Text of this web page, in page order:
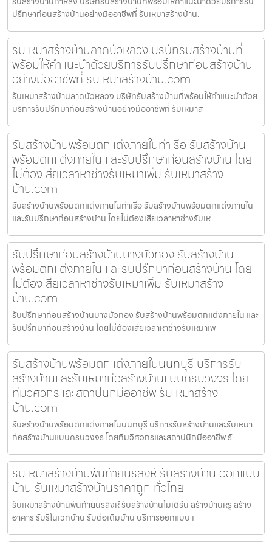
ปรึกษาก่อนสร้างบ้านอย่างมืออาชีพที่ รับเหมาสร้างบ้าน.
รับเหมาสร้างบ้านลาดบัวหลวง บริษัทรับสร้างบ้านที่
พร้อมให้คำแนะนำด้วยบริการรับปรึกษาก่อนสร้างบ้าน
อย่างมืออาชีพที่ รับเหมาสร้างบ้าน.com
รับเหมาสร้างบ้านลาดบัวหลวง บริษัทรับสร้างบ้านที่พร้อมให้คำแนะนำด้วย
บริการรับปรึกษาก่อนสร้างบ้านอย่างมืออาชีพที่ รับเหมาส
รับสร้างบ้านพร้อมตกแต่งภายในท่าเรือ รับสร้างบ้าน
พร้อมตกแต่งภายใน และรับปรึกษาก่อนสร้างบ้าน โดย
ไม่ต้องเสียเวลาหาช่างรับเหมาเพิ่ม รับเหมาสร้าง
บ้าน.com
รับสร้างบ้านพร้อมตกแต่งภายในท่าเรือ รับสร้างบ้านพร้อมตกแต่งภายใน
และรับปรึกษาก่อนสร้างบ้าน โดยไม่ต้องเสียเวลาหาช่างรับเห
รับปรึกษาก่อนสร้างบ้านบางบัวทอง รับสร้างบ้าน
พร้อมตกแต่งภายใน และรับปรึกษาก่อนสร้างบ้าน โดย
ไม่ต้องเสียเวลาหาช่างรับเหมาเพิ่ม รับเหมาสร้าง
บ้าน.com
รับปรึกษาก่อนสร้างบ้านบางบัวทอง รับสร้างบ้านพร้อมตกแต่งภายใน และ
รับปรึกษาก่อนสร้างบ้าน โดยไม่ต้องเสียเวลาหาช่างรับเหมาเพ
รับสร้างบ้านพร้อมตกแต่งภายในนนทบุรี บริการรับ
สร้างบ้านและรับเหมาก่อสร้างบ้านแบบครบวงจร โดย
ทีมวิศวกรและสถาปนิกมืออาชีพ รับเหมาสร้าง
บ้าน.com
รับสร้างบ้านพร้อมตกแต่งภายในนนทบุรี บริการรับสร้างบ้านและรับเหมา
ก่อสร้างบ้านแบบครบวงจร โดยทีมวิศวกรและสถาปนิกมืออาชีพ รั
รับเหมาสร้างบ้านพันท้ายนรสิงห์ รับสร้างบ้าน ออกแบบ
บ้าน รับเหมาสร้างบ้านราคาถูก ทั่วไทย
รับเหมาสร้างบ้านพันท้ายนรสิงห์ รับสร้างบ้านโมเดิร์น สร้างบ้านหรู สร้าง
อาคาร รับรีโนเวทบ้าน รับต่อเติมบ้าน บริการออกแบบ เ